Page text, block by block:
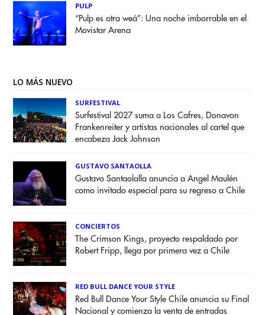
PULP
“Pulp es otra weá”: Una noche imborrable en el
Movistar Arena
LO MÁS NUEVO
SURFESTIVAL
Surfestival 2027 suma a Los Cafres, Donavon
Frankenreiter y artistas nacionales al cartel que
encabeza Jack Johnson
GUSTAVO SANTAOLLA
Gustavo Santaolalla anuncia a Angel Maulén
como invitado especial para su regreso a Chile
CONCIERTOS
The Crimson Kings, proyecto respaldado por
Robert Fripp, llega por primera vez a Chile
RED BULL DANCE YOUR STYLE
Red Bull Dance Your Style Chile anuncia su Final
Nacional y comienza la venta de entradas